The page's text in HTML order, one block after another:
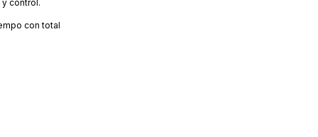
control.
con total